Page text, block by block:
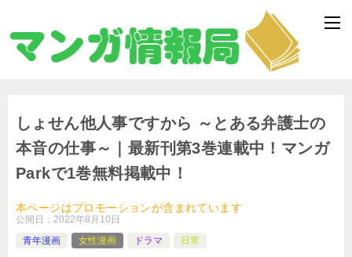
しょせん他人事ですから ～とある弁護士の
本音の仕事～｜最新刊第3巻連載中！マンガ
Parkで1巻無料掲載中！
本ページはプロモーションが含まれています
公開日： 2022年8月10日
青年漫画
女性漫画 ドラマ 日常